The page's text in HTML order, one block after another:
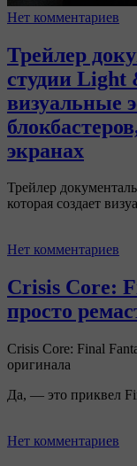
Нет комментариев
Трейлер
студии Light
визуальные
экранах
Трейлер
которая создает
Нет комментариев
Crisis Core:
просто
Crisis Core: Final
оригинала
Да, — это приквел
Нет комментариев